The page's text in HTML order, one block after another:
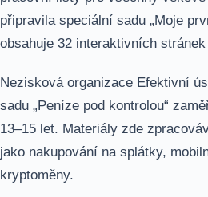
připravila speciální sadu „Moje
obsahuje 32 interaktivních
Nezisková organizace Efektivní
sadu „Peníze pod kontrolou“
13–15 let. Materiály zde
jako nakupování na splátky,
kryptoměny.